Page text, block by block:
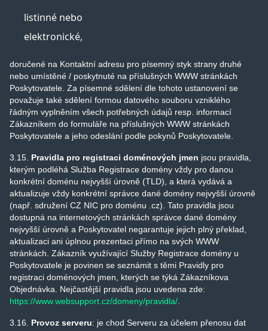
listinné nebo
elektronické,
doručené na Kontaktní adresu pro písemný styk strany druhé
nebo umístěné / poskytnuté na příslušných WWW stránkách
Poskytovatele. Za písemné sdělení dle tohoto ustanovení se
považuje také sdělení formou datového souboru vzniklého
řádným vyplněním všech potřebných údajů resp. informací
Zákazníkem do formuláře na příslušných WWW stránkách
Poskytovatele a jeho odeslání podle pokynů Poskytovatele.
3.15. Pravidla pro registraci doménových jmen jsou pravidla,
kterým podléhá Služba Registrace domény vždy pro danou
konkrétní doménu nejvyšší úrovně (TLD), a která vydává a
aktualizuje vždy konkrétní správce dané domény nejvyšší úrovně
(např. sdružení CZ NIC pro doménu .cz). Tato pravidla jsou
dostupná na internetových stránkách správce dané domény
nejvyšší úrovně a Poskytovatel negarantuje jejich plný překlad,
aktualizaci ani úplnou prezentaci přímo na svých WWW
stránkách. Zákazník využívající Služby Registrace domény u
Poskytovatele je povinen se seznámit s těmi Pravidly pro
registraci doménových jmen, kterých se týká Zákazníkova
Objednávka. Nejčastější pravidla jsou uvedena zde:
https://www.websupport.cz/domeny/pravidla/
3.16. Provoz serveru: je chod Serveru za účelem přenosu dat